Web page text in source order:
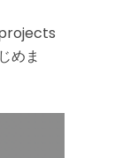
めま